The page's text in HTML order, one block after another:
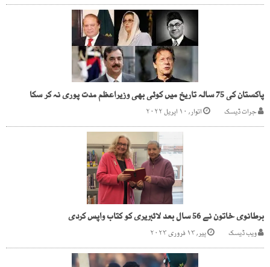
پاکستان کی 75 سالہ تاریخ میں کوئی بھی وزیراعظم مدت پوری نہ کر سکا
جرات ڈیسک اتوار, ۱۰ اپریل ۲۰۲۲
برطانوی خاتون نے 56 سال بعد لائبریری کو کتاب واپس کردی
ویب ڈیسک پیر, ۱۳ فروری ۲۰۲۳